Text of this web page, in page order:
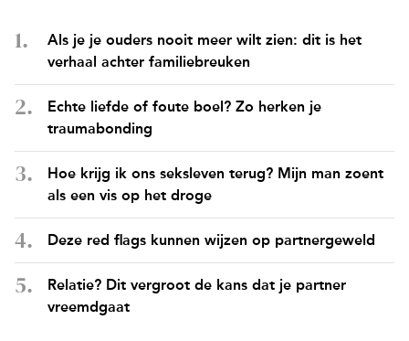
Als je je ouders nooit meer wilt zien: dit is het
verhaal achter familiebreuken
Echte liefde of foute boel? Zo herken je
traumabonding
Hoe krijg ik ons seksleven terug? Mijn man zoent
als een vis op het droge
Deze red flags kunnen wijzen op partnergeweld
Relatie? Dit vergroot de kans dat je partner
vreemdgaat